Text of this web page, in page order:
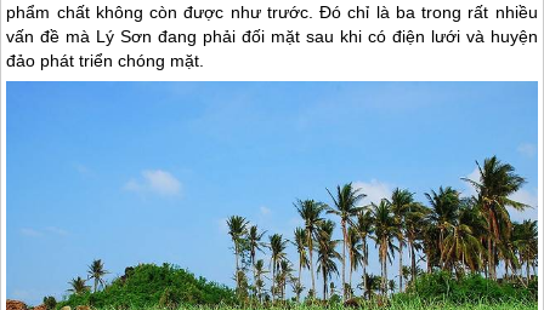
phẩm chất không còn được như trước. Đó chỉ là ba trong rất nhiều
vấn đề mà Lý Sơn đang phải đối mặt sau khi có điện lưới và huyện
đảo phát triển chóng mặt.